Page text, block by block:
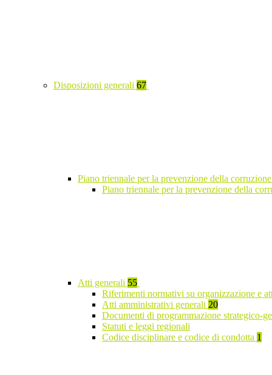
Disposizioni generali 67
Piano triennale per la prevenzione della
Piano triennale per la prevenzione della
Atti generali 55
Riferimenti normativi su organizzazione e
Atti amministrativi generali 20
Documenti di programmazione strategico-
Statuti e leggi regionali
Codice disciplinare e codice di condotta 1